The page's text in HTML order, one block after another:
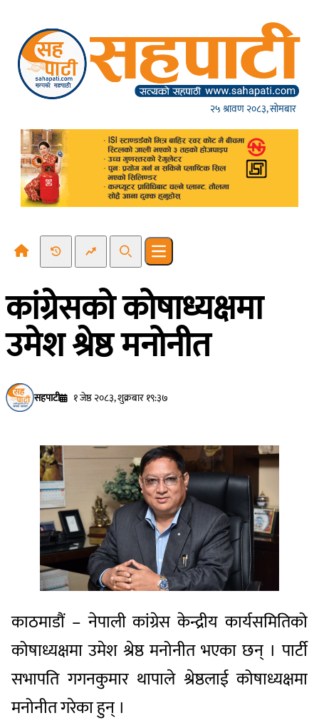
२५ श्रावण २०८३, सोमबार
Recent NewsTrending News
SearchOpen main menu
कांग्रेसको कोषाध्यक्षमा
उमेश श्रेष्ठ मनोनीत
सहपाटी १ जेष्ठ २०८३, शुक्रबार १९:३७
काठमाडौं – नेपाली कांग्रेस केन्द्रीय कार्यसमितिको
कोषाध्यक्षमा उमेश श्रेष्ठ मनोनीत भएका छन् । पार्टी
सभापति गगनकुमार थापाले श्रेष्ठलाई कोषाध्यक्षमा
मनोनीत गरेका हुन् ।